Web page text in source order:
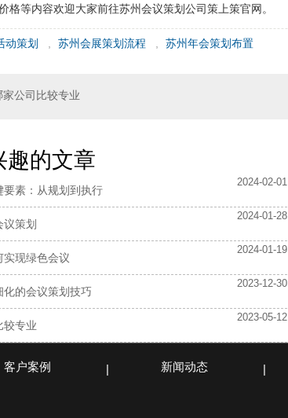
格等内容欢迎大家前往苏州会议策划公司策上策官网。
动策划 苏州会展策划流程 苏州年会策划布置
公司比较专业
趣的文章
2024-02-01
素：从规划到执行
2024-01-28
策划
2024-01-19
实现绿色会议
2023-12-30
的会议策划技巧
2023-05-12
较专业
客户案例 新闻动态